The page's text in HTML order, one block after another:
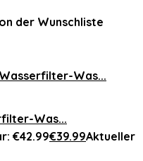
der Wunschliste
Was...
€42.99€39.99Aktueller